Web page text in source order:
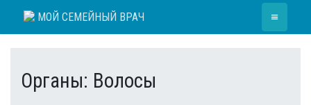
МОЙ СЕМЕЙНЫЙ ВРАЧ ≡
Органы: Волосы